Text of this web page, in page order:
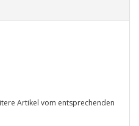
Artikel vom entsprechenden